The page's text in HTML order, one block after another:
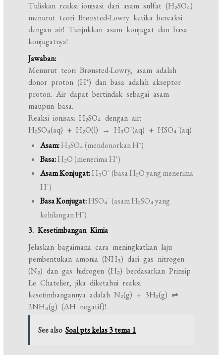
Tuliskan reaksi ionisasi dari asam sulfat (H₂SO₄)
menurut teori Brønsted-Lowry ketika bereaksi
dengan air! Tunjukkan asam konjugat dan basa
konjugatnya!
Jawaban:
Menurut teori Brønsted-Lowry, asam adalah
donor proton (H⁺) dan basa adalah akseptor
proton. Air dapat bertindak sebagai asam
maupun basa.
Reaksi ionisasi H₂SO₄ dengan air:
H₂SO₄(aq) + H₂O(l) → H₃O⁺(aq) + HSO₄⁻(aq)
Asam:H₂SO₄ (mendonorkan H⁺)
Basa:H₂O (menerima H⁺)
Asam Konjugat:H₃O⁺ (basa H₂O yang menerima
H⁺)
Basa Konjugat:HSO₄⁻ (asam H₂SO₄ yang
kehilangan H⁺)
3. Kesetimbangan Kimia
Jelaskan bagaimana cara meningkatkan laju
pembentukan amonia (NH₃) dari gas nitrogen
(N₂) dan gas hidrogen (H₂) berdasarkan Prinsip
Le Chatelier, jika diketahui reaksi
kesetimbangannya adalah N₂(g) + 3H₂(g) ⇌
2NH₃(g) (ΔH negatif)!
See also Soal pts kelas 3 tema 1